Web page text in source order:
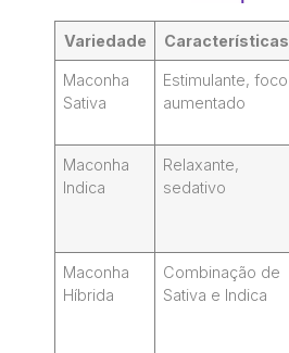
Variedade Características
Maconha
Sativa
Estimulante, foco
aumentado
Maconha
Indica
Relaxante,
sedativo
Maconha
Híbrida
Combinação de
Sativa e Indica